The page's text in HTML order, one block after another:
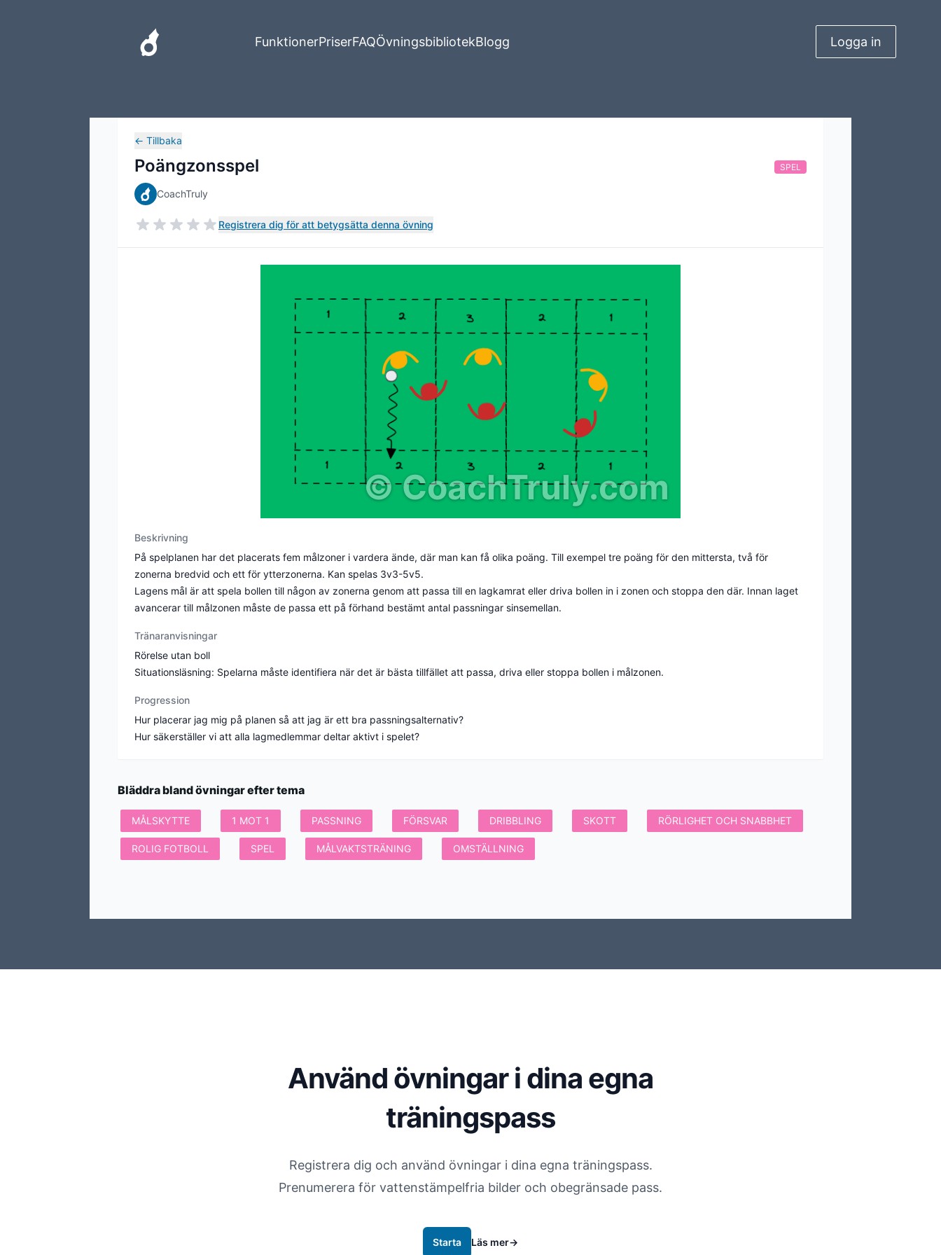
FunktionerPriserFAQÖvningsbibliotekBlogg Logga in
← Tillbaka
Poängzonsspel
CoachTruly
Registrera dig för att betygsätta denna övning
SPEL
©CoachTruly.com
Beskrivning
På spelplanen har det placerats fem målzoner i vardera ände, där man kan få olika poäng. Till exempel tre poäng för den mittersta, två för
zonerna bredvid och ett för ytterzonerna. Kan spelas 3v3-5v5.
Lagens mål är att spela bollen till någon av zonerna genom att passa till en lagkamrat eller driva bollen in i zonen och stoppa den där. Innan laget
avancerar till målzonen måste de passa ett på förhand bestämt antal passningar sinsemellan.
Tränaranvisningar
Rörelse utan boll
Progression
Hur placerar jag mig på planen så att jag är ett bra passningsalternativ?
Bläddra bland övningar efter tema
MÅLSKYTTE 1 MOT 1 PASSNING FÖRSVAR DRIBBLING SKOTT RÖRLIGHET OCH SNABBHET
ROLIG FOTBOLL SPEL MÅLVAKTSTRÄNING OMSTÄLLNING
Använd övningar i dina egna
träningspass
Registrera dig och använd övningar i dina egna träningspass.
Prenumerera för vattenstämpelfria bilder och obegränsade pass.
Starta Läs mer→